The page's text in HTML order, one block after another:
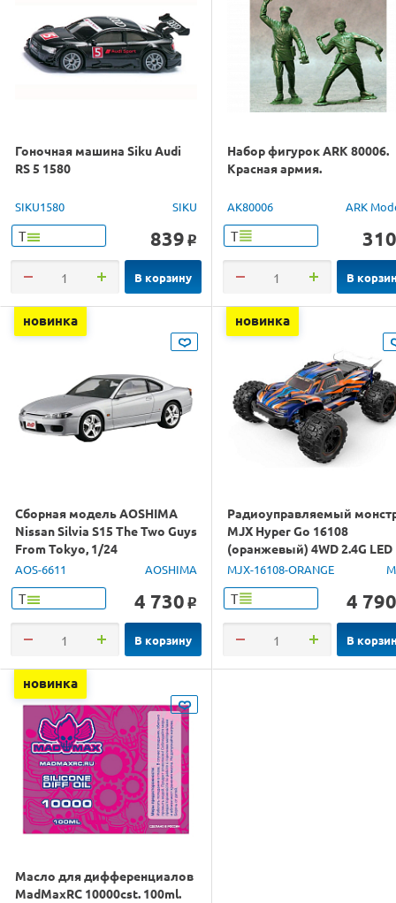
Гоночная машина Siku Audi
RS 5 1580
SIKU1580 SIKU
Т 839 o
В корзину
Набор фигурок ARK 80006.
Красная армия.
AK80006 ARK
Т 310
В
новинка
Сборная модель AOSHIMA
Nissan Silvia S15 The Two Guys
From Tokyo, 1/24
AOS-6611 AOSHIMA
Т 4 730 o
В корзину
новинка
Радиоуправляемый
MJX Hyper Go 16108
(оранжевый) 4WD 2.4G LED
1/16 RTR
MJX-16108-ORANGE
Т 4 790
В
новинка
Масло для дифференциалов
MadMaxRC 10000cst. 100ml.